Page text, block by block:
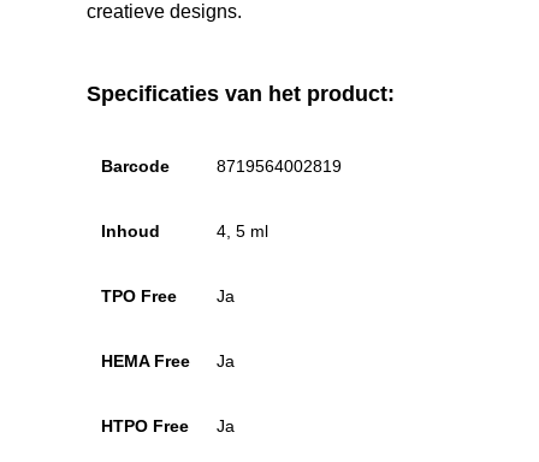
creatieve designs.
Specificaties van het product:
Barcode 8719564002819
Inhoud 4, 5 ml
TPO Free Ja
HEMA Free Ja
HTPO Free Ja